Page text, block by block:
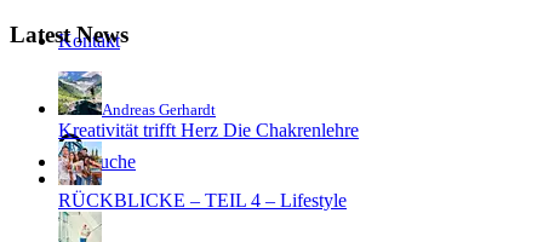
Kontakt
Suche
Latest News
Andreas Gerhardt
Kreativität trifft Herz Die Chakrenlehre
RÜCKBLICKE – TEIL 4 – Lifestyle